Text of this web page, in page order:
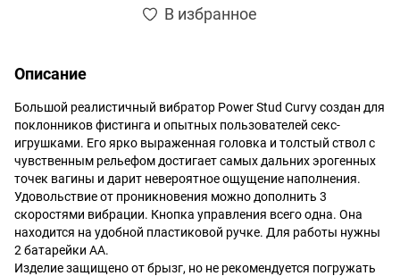
В избранное
Описание
Большой реалистичный вибратор Power Stud Curvy создан для
поклонников фистинга и опытных пользователей секс-
игрушками. Его ярко выраженная головка и толстый ствол с
чувственным рельефом достигает самых дальних эрогенных
точек вагины и дарит невероятное ощущение наполнения.
Удовольствие от проникновения можно дополнить 3
скоростями вибрации. Кнопка управления всего одна. Она
находится на удобной пластиковой ручке. Для работы нужны
2 батарейки АА.
Изделие защищено от брызг, но не рекомендуется погружать